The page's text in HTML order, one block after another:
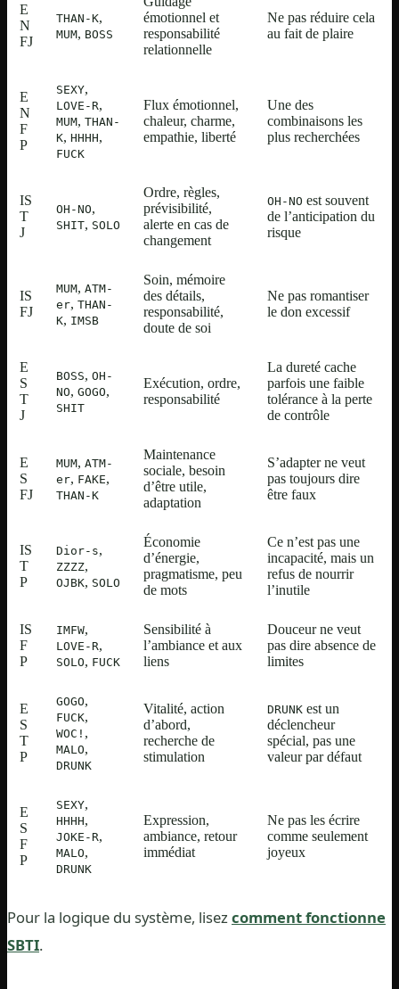
E
N
FJ
THAN-K,
MUM, BOSS
émotionnel et
responsabilité
relationnelle
Ne pas réduire cela
au fait de plaire
E
N
F
P
SEXY,
LOVE-R,
MUM, THAN-
K, HHHH,
FUCK
Flux émotionnel,
chaleur, charme,
empathie, liberté
Une des
combinaisons les
plus recherchées
IS
T
J
OH-NO,
SHIT, SOLO
Ordre, règles,
prévisibilité,
alerte en cas de
changement
OH-NO est souvent
de l’anticipation du
risque
IS
FJ
MUM, ATM-
er, THAN-
K, IMSB
Soin, mémoire
des détails,
responsabilité,
doute de soi
Ne pas romantiser
le don excessif
E
S
T
J
BOSS, OH-
NO, GOGO,
SHIT
Exécution, ordre,
responsabilité
La dureté cache
parfois une faible
tolérance à la perte
de contrôle
E
S
FJ
MUM, ATM-
er, FAKE,
THAN-K
Maintenance
sociale, besoin
d’être utile,
adaptation
S’adapter ne veut
pas toujours dire
être faux
IS
T
P
Dior-s,
ZZZZ,
OJBK, SOLO
Économie
d’énergie,
pragmatisme, peu
de mots
Ce n’est pas une
incapacité, mais un
refus de nourrir
l’inutile
IS
F
P
IMFW,
LOVE-R,
SOLO, FUCK
Sensibilité à
l’ambiance et aux
liens
Douceur ne veut
pas dire absence de
limites
E
S
T
P
GOGO,
FUCK,
WOC! ,
MALO,
DRUNK
Vitalité, action
d’abord,
recherche de
stimulation
DRUNK est un
déclencheur
spécial, pas une
valeur par défaut
E
S
F
P
SEXY,
HHHH,
JOKE-R,
MALO,
DRUNK
Expression,
ambiance, retour
immédiat
Ne pas les écrire
comme seulement
joyeux
Pour la logique du système, lisezcomment fonctionne
SBTI.